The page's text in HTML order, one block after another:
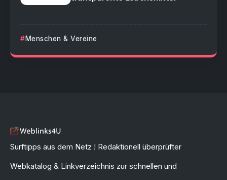
Menschen & Vereine
Surftipps aus dem Netz ! Redaktionell überprüfter
Webkatalog & Linkverzeichnis zur schnellen und